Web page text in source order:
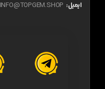
ایمیل: INFO@TOPGEM.SHOP